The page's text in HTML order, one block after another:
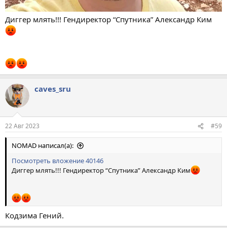
Диггер млять!!! Гендиректор “Спутника” Александр Ким
caves_sru
22 Авг 2023 #59
NOMAD написал(а):
Посмотреть вложение 40146
Диггер млять!!! Гендиректор “Спутника” Александр Ким
Кодзима Гений.